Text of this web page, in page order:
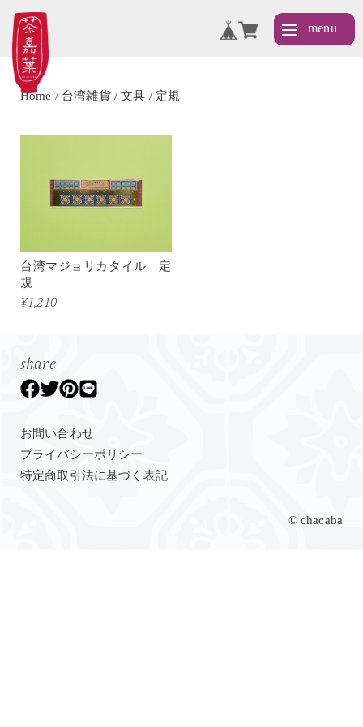
Home 台湾雑貨 文具 定規
台湾マジョリカタイル 定
規
¥1,210
share
お問い合わせ
プライバシーポリシー
特定商取引法に基づく表記
© chacaba